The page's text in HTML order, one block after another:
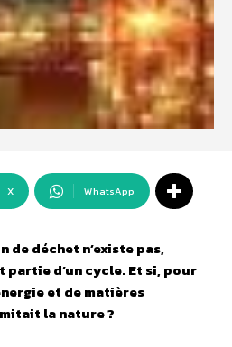
X WhatsApp
de déchet n’existe pas,
d’un cycle. Et si, pour
et de matières
la nature ?